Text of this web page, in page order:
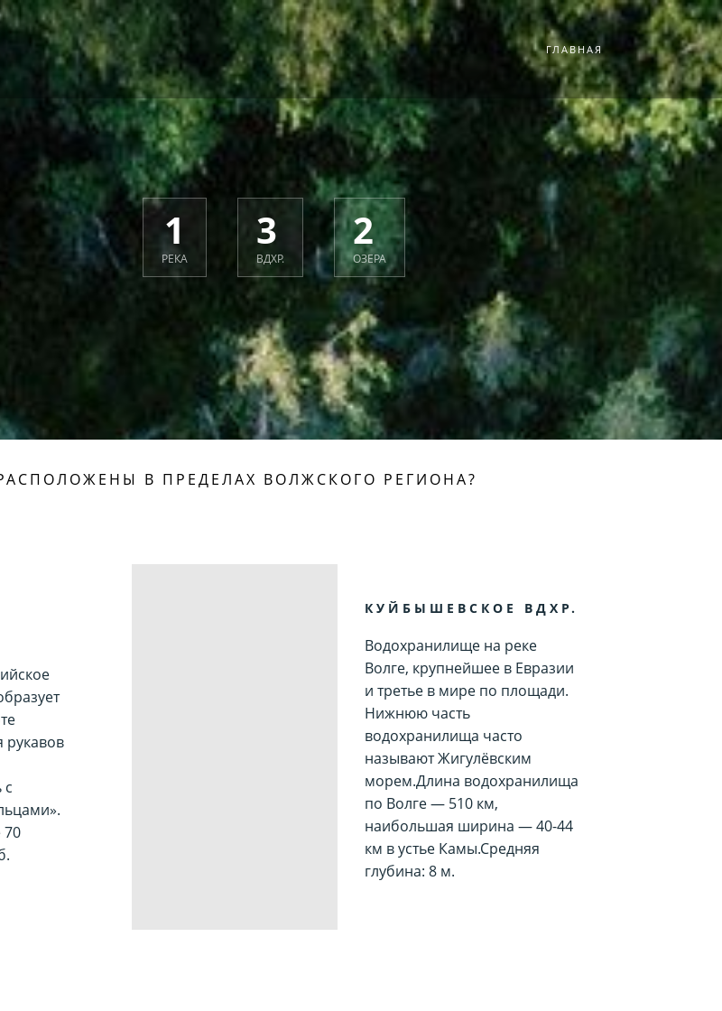
ГЛАВНАЯ
1
РЕКА
3
ВДХР.
2
ОЗЕРА
В ПРЕДЕЛАХ ВОЛЖСКОГО РЕГИОНА?
рукавов
70
КУЙБЫШЕВСКОЕ ВДХР.
Водохранилище на реке
Волге, крупнейшее в Евразии
и третье в мире по площади.
Нижнюю часть
водохранилища часто
называют Жигулёвским
морем.Длина водохранилища
по Волге — 510 км,
наибольшая ширина — 40-44
км в устье Камы.Средняя
глубина: 8 м.